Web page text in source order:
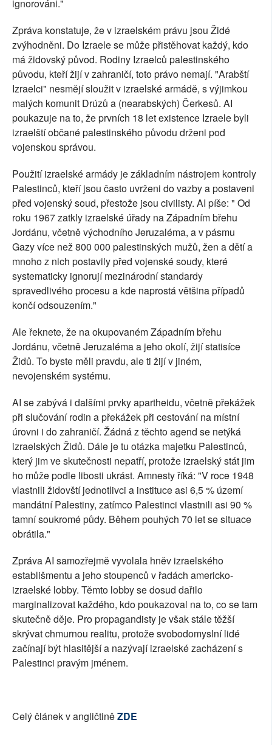
ignorováni."
Zpráva konstatuje, že v izraelském právu jsou Židé
zvýhodněni. Do Izraele se může přistěhovat každý, kdo
má židovský původ. Rodiny Izraelců palestinského
původu, kteří žijí v zahraničí, toto právo nemají. "Arabští
Izraelci" nesmějí sloužit v izraelské armádě, s výjimkou
malých komunit Drúzů a (nearabských) Čerkesů. AI
poukazuje na to, že prvních 18 let existence Izraele byli
izraelští občané palestinského původu drženi pod
vojenskou správou.
Použití izraelské armády je základním nástrojem kontroly
Palestinců, kteří jsou často uvrženi do vazby a postaveni
před vojenský soud, přestože jsou civilisty. AI píše: " Od
roku 1967 zatkly izraelské úřady na Západním břehu
Jordánu, včetně východního Jeruzaléma, a v pásmu
Gazy více než 800 000 palestinských mužů, žen a dětí a
mnoho z nich postavily před vojenské soudy, které
systematicky ignorují mezinárodní standardy
spravedlivého procesu a kde naprostá většina případů
končí odsouzením."
Ale řeknete, že na okupovaném Západním břehu
Jordánu, včetně Jeruzaléma a jeho okolí, žijí statisíce
Židů. To byste měli pravdu, ale ti žijí v jiném,
nevojenském systému.
AI se zabývá i dalšími prvky apartheidu, včetně překážek
při slučování rodin a překážek při cestování na místní
úrovni i do zahraničí. Žádná z těchto agend se netýká
izraelských Židů. Dále je tu otázka majetku Palestinců,
který jim ve skutečnosti nepatří, protože izraelský stát jim
ho může podle libosti ukrást. Amnesty říká: "V roce 1948
vlastnili židovští jednotlivci a instituce asi 6,5 % území
mandátní Palestiny, zatímco Palestinci vlastnili asi 90 %
tamní soukromé půdy. Během pouhých 70 let se situace
obrátila."
Zpráva AI samozřejmě vyvolala hněv izraelského
establišmentu a jeho stoupenců v řadách americko-
izraelské lobby. Těmto lobby se dosud dařilo
marginalizovat každého, kdo poukazoval na to, co se tam
skutečně děje. Pro propagandisty je však stále těžší
skrývat chmurnou realitu, protože svobodomyslní lidé
začínají být hlasitější a nazývají izraelské zacházení s
Palestinci pravým jménem.
Celý článek v angličtiněZDE